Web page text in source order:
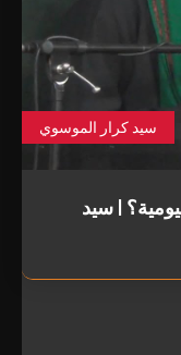
سيد كرار الموسوي
| سيد